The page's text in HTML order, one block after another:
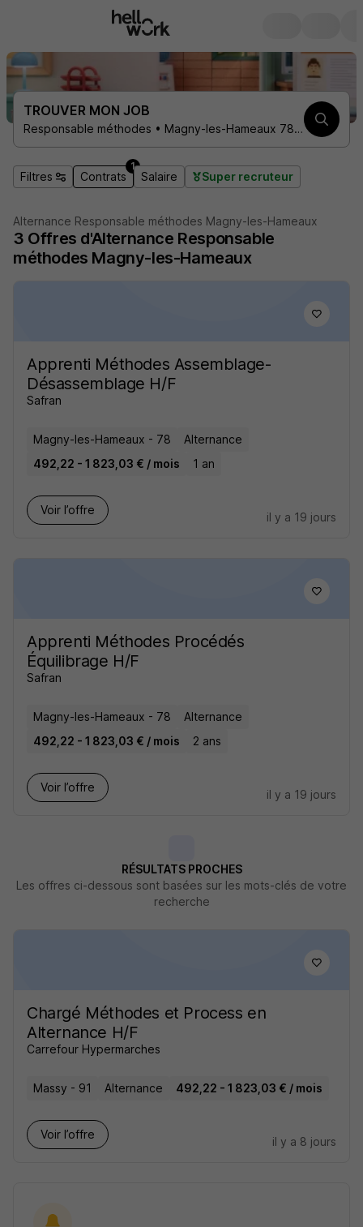
TROUVER MON JOB
Responsable méthodes • Magny-les-Hameaux 78114 • 1 contrat
Filtres Contrats
1
Salaire Super recruteur
Alternance Responsable méthodes Magny-les-Hameaux
3 Offres d'Alternance Responsable
méthodes Magny-les-Hameaux
Apprenti Méthodes Assemblage-
Désassemblage H/F
Safran
Magny-les-Hameaux - 78
Alternance
492,22 - 1 823,03 € / mois
1 an
Voir l’offre
il y a 19 jours
Apprenti Méthodes Procédés
Équilibrage H/F
Safran
Magny-les-Hameaux - 78
Alternance
492,22 - 1 823,03 € / mois
2 ans
Voir l’offre
il y a 19 jours
RÉSULTATS PROCHES
Les offres ci-dessous sont basées sur les mots-clés de votre
recherche
Chargé Méthodes et Process en
Alternance H/F
Carrefour Hypermarches
Massy - 91 Alternance 492,22 - 1 823,03 € / mois
Voir l’offre
il y a 8 jours